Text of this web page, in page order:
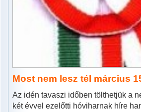
Most nem lesz tél március
Az idén tavaszi időben tölthetjük a
két évvel ezelőtti hóviharnak híre